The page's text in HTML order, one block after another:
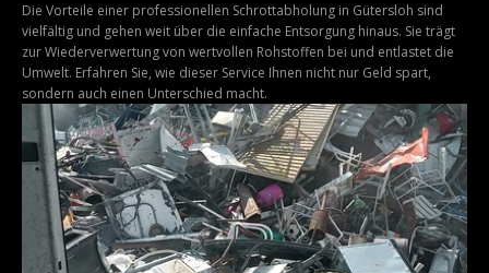
Die Vorteile einer professionellen Schrottabholung in Gütersloh sind
vielfältig und gehen weit über die einfache Entsorgung hinaus. Sie trägt
zur Wiederverwertung von wertvollen Rohstoffen bei und entlastet die
Umwelt. Erfahren Sie, wie dieser Service Ihnen nicht nur Geld spart,
sondern auch einen Unterschied macht.